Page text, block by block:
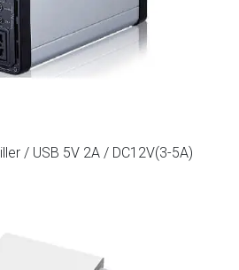
/ USB 5V 2A / DC12V(3-5A)